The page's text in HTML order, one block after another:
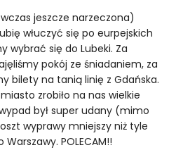
jeszcze narzeczona)
włuczyć się po eurpejskich
wybrać się do Lubeki. Za
pokój ze śniadaniem, za
bilety na tanią linię z Gdańska.
zrobiło na nas wielkie
był super udany (mimo
wyprawy mniejszy niż tyle
POLECAM!!